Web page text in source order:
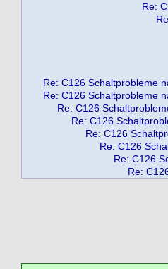
Re:
Re: C126 Schaltprobleme
Re: C126 Schaltprobleme
Re: C126
Re: C126
Re: C126
Re: C126
Re: C126
Re: